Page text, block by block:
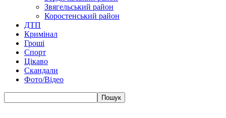
Звягельський район
Коростенський район
ДТП
Кримінал
Гроші
Спорт
Цікаво
Скандали
Фото/Відео